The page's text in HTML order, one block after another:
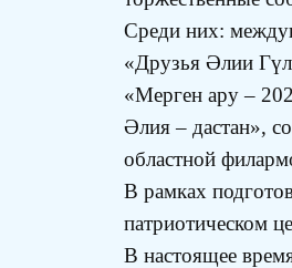
Среди них:
«Друзья Әлии
«Мерген ару –
Әлия – дастан»,
областной
В рамках
патриотическом
В настоящее